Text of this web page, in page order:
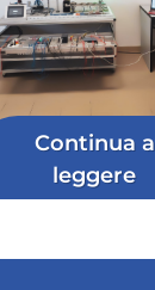
Continua a
leggere